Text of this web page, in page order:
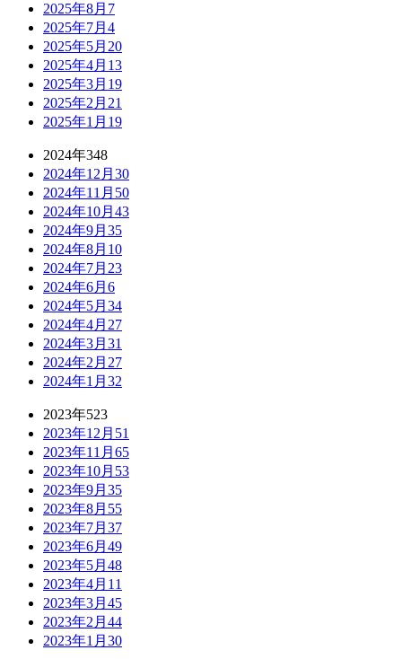
2025年8月 7
2025年7月 4
2025年5月 20
2025年4月 13
2025年3月 19
2025年2月 21
2025年1月 19
2024年348
2024年12月 30
2024年11月 50
2024年10月 43
2024年9月 35
2024年8月 10
2024年7月 23
2024年6月 6
2024年5月 34
2024年4月 27
2024年3月 31
2024年2月 27
2024年1月 32
2023年523
2023年12月 51
2023年11月 65
2023年10月 53
2023年9月 35
2023年8月 55
2023年7月 37
2023年6月 49
2023年5月 48
2023年4月 11
2023年3月 45
2023年2月 44
2023年1月 30